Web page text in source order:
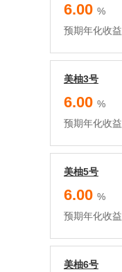
6.00 %
预期年化收益
美柚3号
6.00 %
预期年化收益
美柚5号
6.00 %
预期年化收益
美柚6号